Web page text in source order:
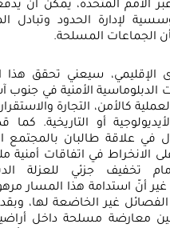
الأمم المتحدة، يمكن أن
لإدارة الحدود وتبادل
الجماعات المسلحة.
سيعني تحقق هذا
الدبلوماسية الأمنية في جنوب
كالأمن، التجارة
أو التاريخية.
في علاقة طالبان بالمجتمع
الانخراط في اتفاقات أمنية
تخفيف جزئي للعزلة
أنّ استدامة هذا المسار
غير الخاضعة لها،
بين معارضة مسلحة داخل